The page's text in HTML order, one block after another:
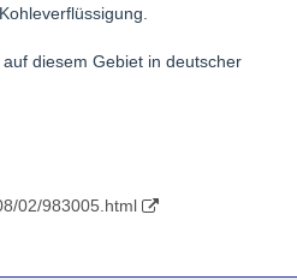
diesem Gebiet in deutscher
02/983005.html